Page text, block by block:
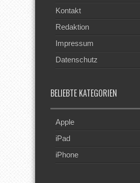
Kontakt
Redaktion
Impressum
Datenschutz
BELIEBTE KATEGORIEN
Apple
iPad
iPhone